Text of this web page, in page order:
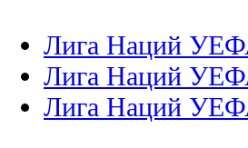
Лига Наций
Лига Наций
Лига Наций